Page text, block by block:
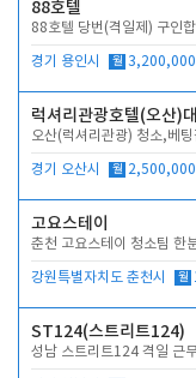
88호텔
88호텔 당번(격일제) 구인
경기 용인시 월 3,200,000
럭셔리관광호텔(오산)
오산(럭셔리관광) 청소,베
경기 오산시 월 2,500,000
고요스테이
춘천 고요스테이 청소팀 한
강원특별자치도 춘천시 월
ST124(스트리트124)
성남 스트리트124 격일 근